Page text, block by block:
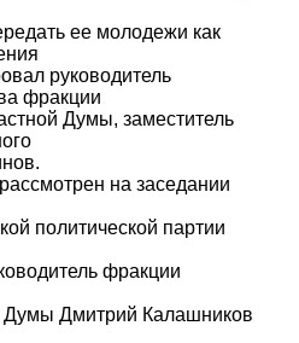
ее молодежи как
руководитель
фракции
Думы, заместитель
на заседании
политической партии
фракции
Думы Дмитрий Калашников